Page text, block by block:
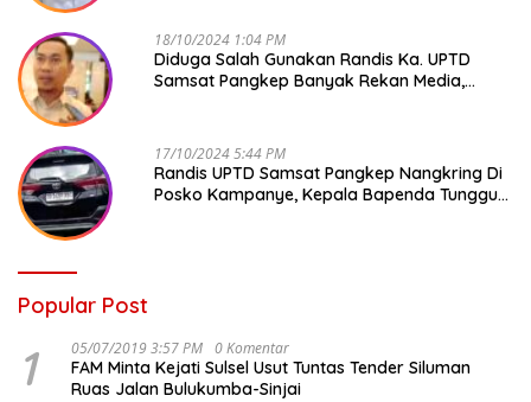
18/10/2024 1:04 PM
Diduga Salah Gunakan Randis Ka. UPTD
Samsat Pangkep Banyak Rekan Media,
17/10/2024 5:44 PM
Randis UPTD Samsat Pangkep Nangkring Di
Posko Kampanye, Kepala Bapenda Tunggu
Popular Post
1 05/07/2019 3:57 PM 0 Komentar
FAM Minta Kejati Sulsel Usut Tuntas Tender Siluman
Ruas Jalan Bulukumba-Sinjai